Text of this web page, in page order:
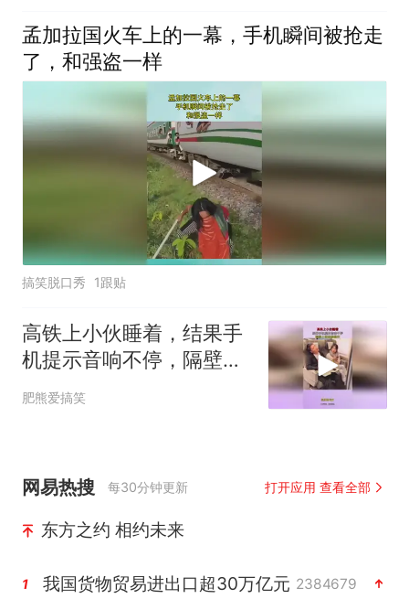
孟加拉国火车上的一幕，手机瞬间被抢走
了，和强盗一样
搞笑脱口秀 1跟贴
高铁上小伙睡着，结果手
机提示音响不停，隔壁小
姐姐羡慕坏！
肥熊爱搞笑
网易热搜 每30分钟更新 打开应用 查看全部
东方之约 相约未来
1 我国货物贸易进出口超30万亿元 2384679